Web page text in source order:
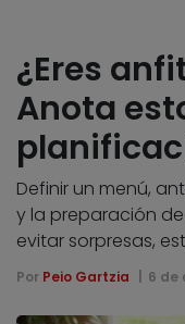
¿Eres
Anota
Definir un menú,
y la preparación
evitar sorpresas,
Por Peio Gartzia 6 de